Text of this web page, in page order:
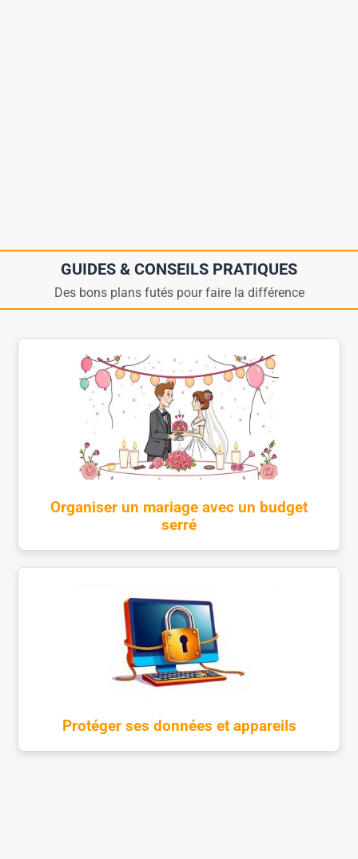
GUIDES & CONSEILS PRATIQUES
Des bons plans futés pour faire la différence
Organiser un mariage avec un budget
serré
Protéger ses données et appareils